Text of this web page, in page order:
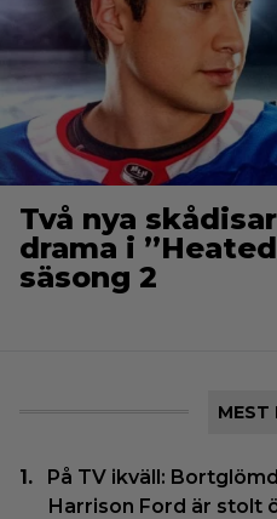
Två nya
drama i
säsong 2
MEST
På TV ikväll:
Harrison Ford är stolt